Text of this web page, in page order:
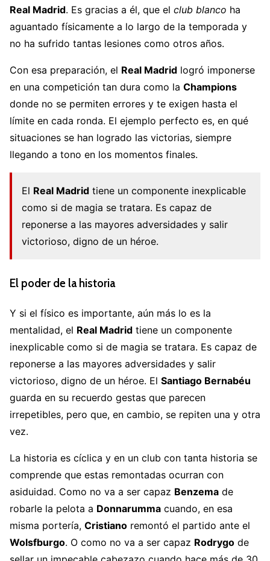
Real Madrid. Es gracias a él, que el club blanco ha
aguantado físicamente a lo largo de la temporada y
no ha sufrido tantas lesiones como otros años.
Con esa preparación, el Real Madrid logró imponerse
en una competición tan dura como la Champions
donde no se permiten errores y te exigen hasta el
límite en cada ronda. El ejemplo perfecto es, en qué
situaciones se han logrado las victorias, siempre
llegando a tono en los momentos finales.
El Real Madrid tiene un componente inexplicable
como si de magia se tratara. Es capaz de
reponerse a las mayores adversidades y salir
victorioso, digno de un héroe.
El poder de la historia
Y si el físico es importante, aún más lo es la
mentalidad, el Real Madrid tiene un componente
inexplicable como si de magia se tratara. Es capaz de
reponerse a las mayores adversidades y salir
victorioso, digno de un héroe. El Santiago Bernabéu
guarda en su recuerdo gestas que parecen
irrepetibles, pero que, en cambio, se repiten una y otra
vez.
La historia es cíclica y en un club con tanta historia se
comprende que estas remontadas ocurran con
asiduidad. Como no va a ser capaz Benzema de
robarle la pelota a Donnarumma cuando, en esa
misma portería, Cristiano remontó el partido ante el
Wolsfburgo. O como no va a ser capaz Rodrygo de